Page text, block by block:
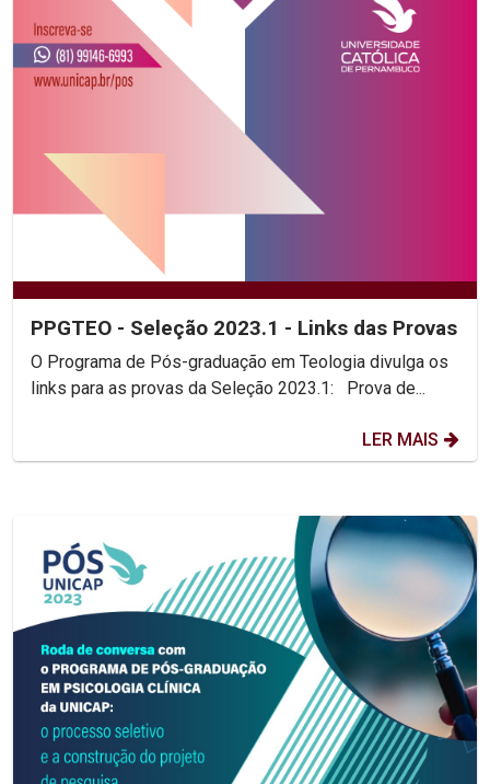
PPGTEO - Seleção 2023.1 - Links das Provas
O Programa de Pós-graduação em Teologia divulga os
links para as provas da Seleção 2023.1: Prova de...
LER MAIS